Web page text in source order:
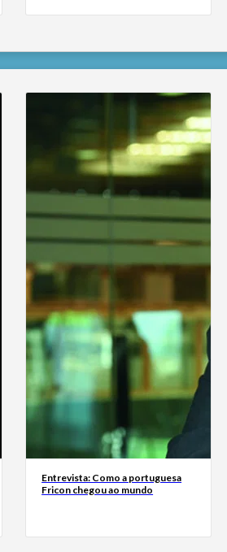
Entrevista: Como a portuguesa
Fricon chegou ao mundo